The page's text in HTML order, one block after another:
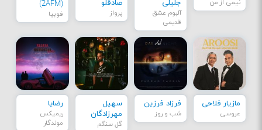
نیمی از من
جلیلی
آلبوم عشق
قدیمی
صادقلو
پرواز
(2AFM)
فوبیا
مازیار فلاحی
عروسی
فرزاد فرزین
شب و روز
سهیل
مهرزادگان
گل سنگم
رضایا
ریمیکس
موندگار